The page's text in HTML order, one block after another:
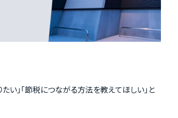
い」「節税につながる方法を教えてほしい」と